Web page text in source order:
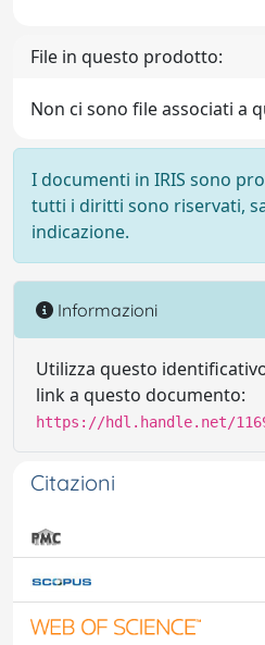
File in questo prodotto:
Non ci sono file associati a
I documenti in IRIS sono
tutti i diritti sono riservati,
indicazione.
Informazioni
Utilizza questo
link a questo documento:
https://hdl.handle.net/
Citazioni